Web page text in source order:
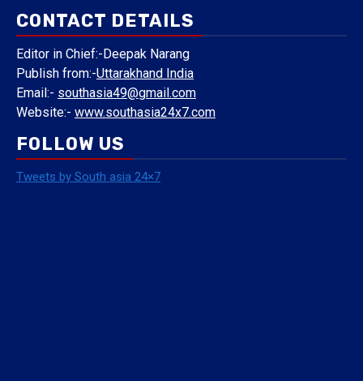
CONTACT DETAILS
Editor in Chief:-Deepak Narang
Publish from:-Uttarakhand India
Email:- southasia49@gmail.com
Website:- www.southasia24x7.com
FOLLOW US
Tweets by South asia 24×7